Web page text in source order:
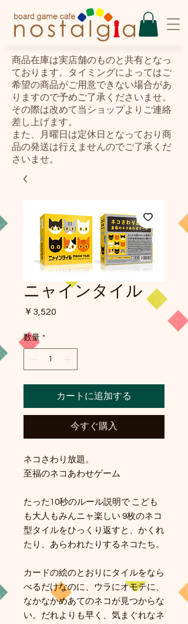
​商品在庫は実店舗のものと共有となっ
ております。タイミングによってはご
希望の商品がご用意できない場合があ
りますので予めご了承くださいませ。
その際は改めて当ショップよりご連絡
差し上げます。
また、月曜日は定休日となっており商
品の発送は行えませんのでご了承くだ
さいませ。
ニャインタイル
￥3,520
数量 *
カートに追加する
今すぐ購入
ネコさわり放題。
至福のネコあわせゲーム
たった10秒のルール説明で こども
も大人もみんニャ楽しい 9枚のネコ
型タイルをひっくり返すと、かくれ
たり、あらわれたりするネコたち。
カードの絵のとおりにタイルをなら
べるだけなのに、ウラにオモテに、
なかなかめあてのネコが見つからな
い。だれよりも早く、気まぐれなネ